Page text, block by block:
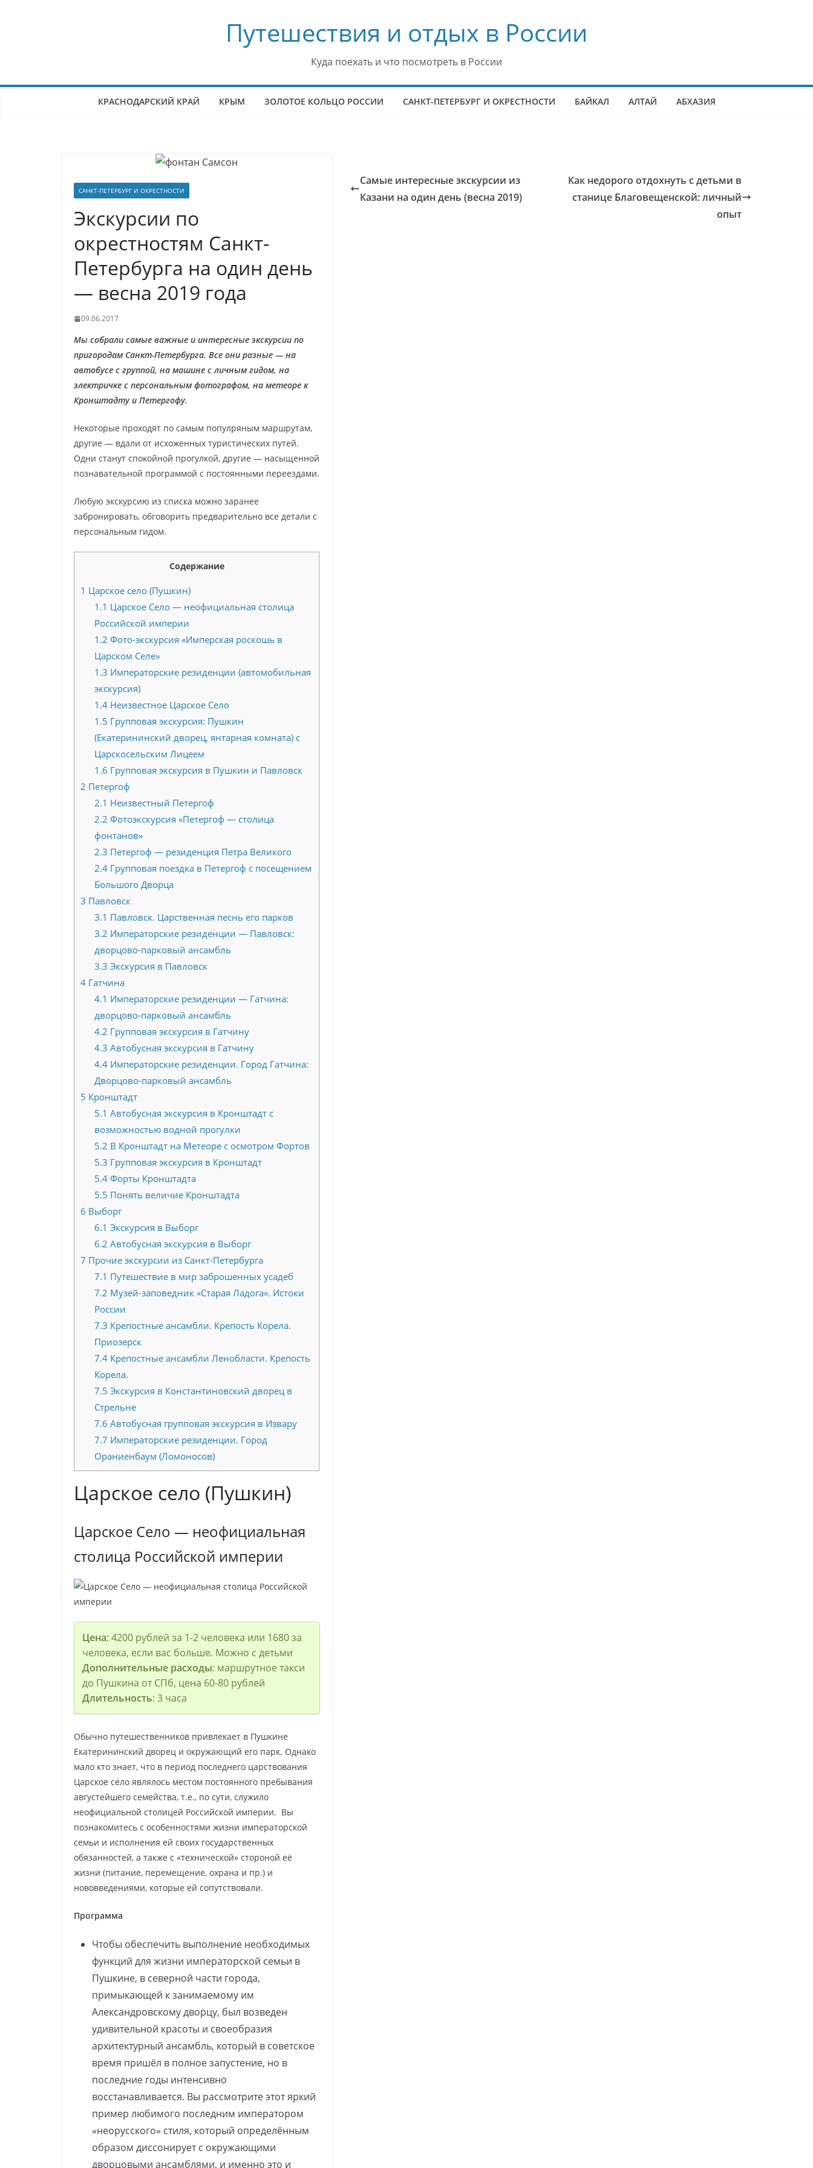
Путешествия и отдых в России
Куда поехать и что посмотреть в России
КРАСНОДАРСКИЙ КРАЙ КРЫМ ЗОЛОТОЕ КОЛЬЦО РОССИИ САНКТ-ПЕТЕРБУРГ И ОКРЕСТНОСТИ БАЙКАЛ АЛТАЙ АБХАЗИЯ
САНКТ-ПЕТЕРБУРГ И ОКРЕСТНОСТИ
Экскурсии по
окрестностям Санкт-
Петербурга на один день
— весна 2019 года
09.06.2017
Мы собрали самые важные и интересные экскурсии по
пригородам Санкт-Петербурга. Все они разные — на
автобусе с группой, на машине с личным гидом, на
электричке с персональным фотографом, на метеоре к
Кронштадту и Петергофу.
Некоторые проходят по самым популряным маршрутам,
другие — вдали от исхоженных туристических путей.
Одни станут спокойной прогулкой, другие — насыщенной
познавательной программой с постоянными переездами.
Любую экскурсию из списка можно заранее
забронировать, обговорить предварительно все детали с
персональным гидом.
Содержание
1 Царское село (Пушкин)
1.1 Царское Село — неофициальная столица
Российской империи
1.2 Фото-экскурсия «Имперская роскошь в
Царском Селе»
1.3 Императорские резиденции (автомобильная
экскурсия)
1.4Неизвестное Царское Село
1.5 Групповая экскурсия: Пушкин
(Екатерининский дворец, янтарная комната) с
Царскосельским Лицеем
1.6 Групповая экскурсия в Пушкин и Павловск
2 Петергоф
2.1 Неизвестный Петергоф
2.2 Фотоэкскурсия «Петергоф — столица
фонтанов»
2.3 Петергоф — резиденция Петра Великого
2.4Групповая поездка в Петергоф с посещением
Большого Дворца
3 Павловск
3.1 Павловск. Царственная песнь его парков
3.2 Императорские резиденции — Павловск:
дворцово-парковый ансамбль
3.3 Экскурсия в Павловск
4 Гатчина
4.1 Императорские резиденции — Гатчина:
дворцово-парковый ансамбль
4.2 Групповая экскурсия в Гатчину
4.3 Автобусная экскурсия в Гатчину
4.4Императорские резиденции. Город Гатчина:
Дворцово-парковый ансамбль
5 Кронштадт
5.1 Автобусная экскурсия в Кронштадт с
возможностью водной прогулки
5.2 В Кронштадт на Метеоре с осмотром Фортов
5.3 Групповая экскурсия в Кронштадт
5.4Форты Кронштадта
5.5 Понять величие Кронштадта
6 Выборг
6.1 Экскурсия в Выборг
6.2 Автобусная экскурсия в Выборг
7 Прочие экскурсии из Санкт-Петербурга
7.1 Путешествие в мир заброшенных усадеб
7.2 Музей-заповедник «Старая Ладога». Истоки
России
7.3 Крепостные ансамбли. Крепость Корела.
Приозерск
7.4Крепостные ансамбли Ленобласти. Крепость
Корела.
7.5 Экскурсия в Константиновский дворец в
Стрельне
7.6 Автобусная групповая экскурсия в Извару
7.7 Императорские резиденции. Город
Ораниенбаум (Ломоносов)
Царское село (Пушкин)
Царское Село — неофициальная
столица Российской империи
Цена: 4200 рублей за 1-2 человека или 1680 за
человека, если вас больше. Можно с детьми
Дополнительные расходы: маршрутное такси
до Пушкина от СПб, цена 60-80 рублей
Длительность: 3 часа
Обычно путешественников привлекает в Пушкине
Екатерининский дворец и окружающий его парк. Однако
мало кто знает, что в период последнего царствования
Царское село являлось местом постоянного пребывания
августейшего семейства, т.е., по сути, служило
неофициальной столицей Российской империи. Вы
познакомитесь с особенностями жизни императорской
семьи и исполнения ей своих государственных
обязанностей, а также с «технической» стороной её
жизни (питание, перемещение, охрана и пр.) и
нововведениями, которые ей сопутствовали.
Программа
Чтобы обеспечить выполнение необходимых
функций для жизни императорской семьи в
Пушкине, в северной части города,
примыкающей к занимаемому им
Александровскому дворцу, был возведен
удивительной красоты и своеобразия
архитектурный ансамбль, который в советское
время пришёл в полное запустение, но в
последние годы интенсивно
восстанавливается. Вы рассмотрите этот яркий
пример любимого последним императором
«неорусского» стиля, который определённым
образом диссонирует с окружающими
дворцовыми ансамблями, и именно это и
Самые интересные экскурсии из
Казани на один день (весна 2019)
Как недорого отдохнуть с детьми в
станице Благовещенской: личный
опыт